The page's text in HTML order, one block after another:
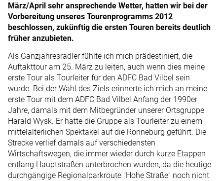
März/April sehr ansprechende Wetter, hatten wir bei der
Vorbereitung unseres Tourenprogramms 2012
beschlossen, zukünftig die ersten Touren bereits deutlich
früher anzubieten.
Als Ganzjahresradler fühlte ich mich prädestiniert, die
Auftakttour am 25. März zu leiten, auch wenn dies meine
erste Tour als Tourleiter für den ADFC Bad Vilbel sein
würde. Bei der Wahl des Ziels erinnerte ich mich an meine
erste Tour mit dem ADFC Bad Vilbel Anfang der 1990er
Jahre, damals mit dem Mitbegründer unserer Ortsgruppe
Harald Wysk. Er hatte die Gruppe als Tourleiter zu einem
mittelalterlichen Spektakel auf die Ronneburg geführt. Die
Strecke verlief damals auf verschiedensten
Wirtschaftswegen, die immer wieder durch kurze Etappen
entlang Hauptstraßen unterbrochen wurden, da die heutige
durchgängige Regionalparkroute "Hohe Straße" noch nicht